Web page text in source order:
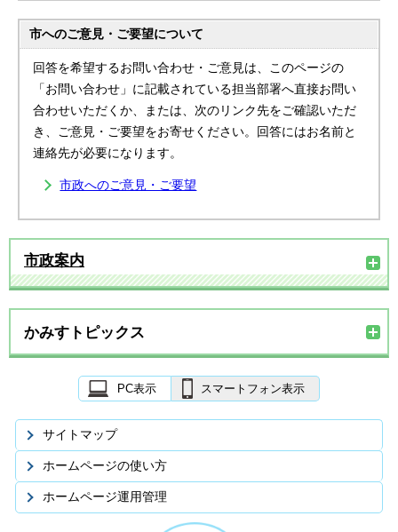
市へのご意見・ご要望について
回答を希望するお問い合わせ・ご意見は、このページの
「お問い合わせ」に記載されている担当部署へ直接お問い
合わせいただくか、または、次のリンク先をご確認いただ
き、ご意見・ご要望をお寄せください。回答にはお名前と
連絡先が必要になります。
市政へのご意見・ご要望
市政案内
かみすトピックス
PC表示 スマートフォン表示
サイトマップ
ホームページの使い方
ホームページ運用管理